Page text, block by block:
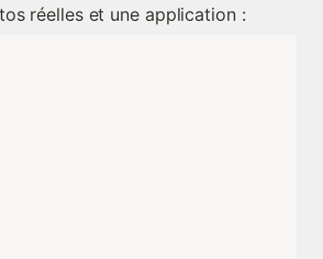
réelles et une application :